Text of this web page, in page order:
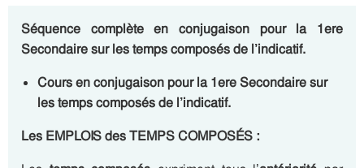
Séquence complète en conjugaison pour la 1ere
Secondaire sur les temps composés de l’indicatif.
Cours en conjugaison pour la 1ere Secondaire sur
les temps composés de l’indicatif.
Les EMPLOIS des TEMPS COMPOSÉS :